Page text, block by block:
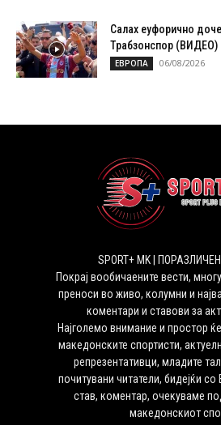
Салах еуфорично
Трабзонспор (ВИДЕО)
ЕВРОПА 06/08/2026
SPORT+ MK |
Покрај вообичаените вести,
преноси во живо, колумни и
коментари и ставови за
Најголемо внимание и простор
македонските спортисти,
репрезентативци, младите
почитувани читатели, бидејќи
став, коментар, очекуваме
македонскиот